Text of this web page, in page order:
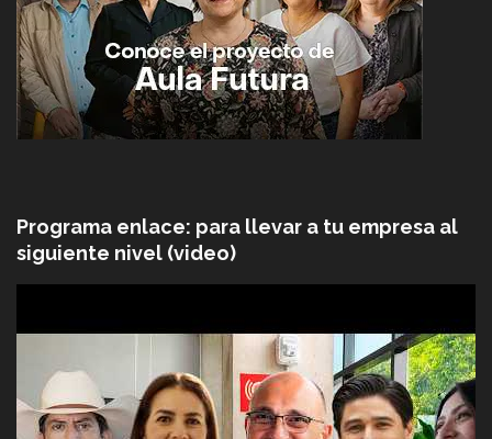
Programa enlace: para llevar a tu empresa al
siguiente nivel (video)